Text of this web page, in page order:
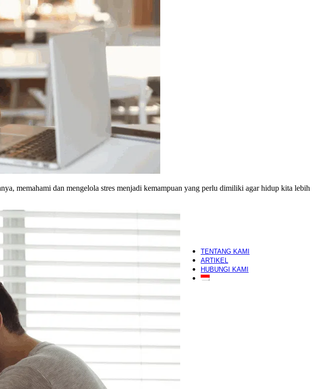
TENTANG KAMI
ARTIKEL
HUBUNGI KAMI
memahami dan mengelola stres menjadi kemampuan yang perlu dimiliki agar hidup kita lebih